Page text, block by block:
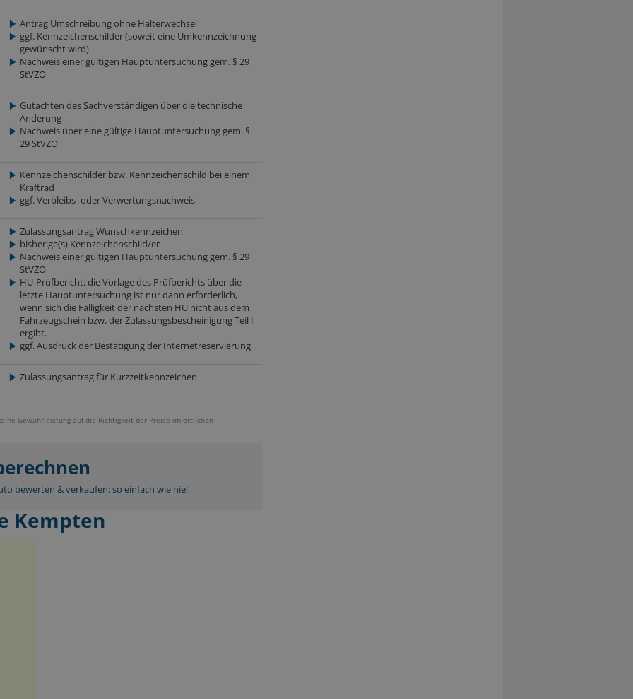
Antrag Umschreibung ohne Halterwechsel
ggf. Kennzeichenschilder (soweit eine Umkennzeichnung
gewünscht wird)
Nachweis einer gültigen Hauptuntersuchung gem. § 29
StVZO
Gutachten des Sachverständigen über die technische
Änderung
Nachweis über eine gültige Hauptuntersuchung gem. §
29 StVZO
Kennzeichenschilder bzw. Kennzeichenschild bei einem
Kraftrad
ggf. Verbleibs- oder Verwertungsnachweis
Zulassungsantrag Wunschkennzeichen
bisherige(s) Kennzeichenschild/er
Nachweis einer gültigen Hauptuntersuchung gem. § 29
StVZO
HU-Prüfbericht: die Vorlage des Prüfberichts über die
letzte Hauptuntersuchung ist nur dann erforderlich,
wenn sich die Fälligkeit der nächsten HU nicht aus dem
Fahrzeugschein bzw. der Zulassungsbescheinigung Teil I
ergibt.
ggf. Ausdruck der Bestätigung der Internetreservierung
Zulassungsantrag für Kurzzeitkennzeichen
Gewährleistung auf die Richtigkeit der Preise im örtlichen
bewerten & verkaufen: so einfach wie nie!
Kempten